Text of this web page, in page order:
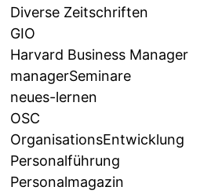
Diverse Zeitschriften
GIO
Harvard Business Manager
managerSeminare
neues-lernen
OSC
OrganisationsEntwicklung
Personalführung
Personalmagazin